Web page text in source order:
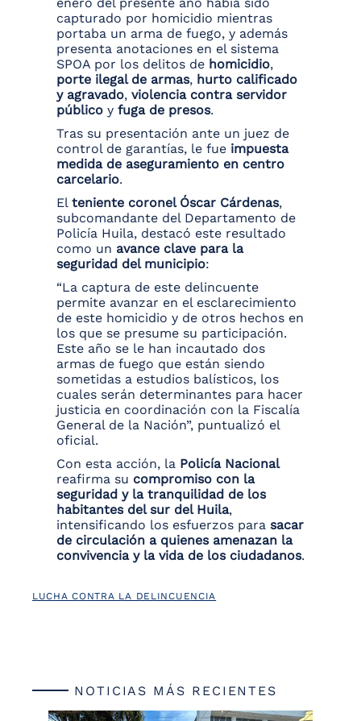
capturado por homicidio mientras
portaba un arma de fuego, y además
presenta anotaciones en el sistema
SPOA por los delitos de homicidio,
porte ilegal de armas, hurto calificado
y agravado, violencia contra servidor
público y fuga de presos.
Tras su presentación ante un juez de
control de garantías, le fue impuesta
medida de aseguramiento en centro
carcelario.
El teniente coronel Óscar Cárdenas,
subcomandante del Departamento de
Policía Huila, destacó este resultado
como un avance clave para la
seguridad del municipio:
“La captura de este delincuente
permite avanzar en el esclarecimiento
de este homicidio y de otros hechos en
los que se presume su participación.
Este año se le han incautado dos
armas de fuego que están siendo
sometidas a estudios balísticos, los
cuales serán determinantes para hacer
justicia en coordinación con la Fiscalía
General de la Nación”, puntualizó el
oficial.
Con esta acción, la Policía Nacional
reafirma su compromiso con la
seguridad y la tranquilidad de los
habitantes del sur del Huila,
intensificando los esfuerzos para sacar
de circulación a quienes amenazan la
convivencia y la vida de los ciudadanos.
LUCHA CONTRA LA DELINCUENCIA
NOTICIAS MÁS RECIENTES